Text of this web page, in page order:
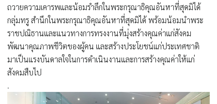
ถวายความเคารพและน้อมรำลึกในพระกรุณาธิคุณอันหาที่สุดมิได้
กลุ่มทรู สำนึกในพระกรุณาธิคุณอันหาที่สุดมิได้ พร้อมน้อมนำพระ
ราชปณิธานและแนวทางการทรงงานที่มุ่งสร้างคุณค่าแก่สังคม
พัฒนาคุณภาพชีวิตของผู้คน และสร้างประโยชน์แก่ประเทศชาติ
มาเป็นแรงบันดาลใจในการดำเนินงานและการสร้างคุณค่าให้แก่
สังคมสืบไป
.